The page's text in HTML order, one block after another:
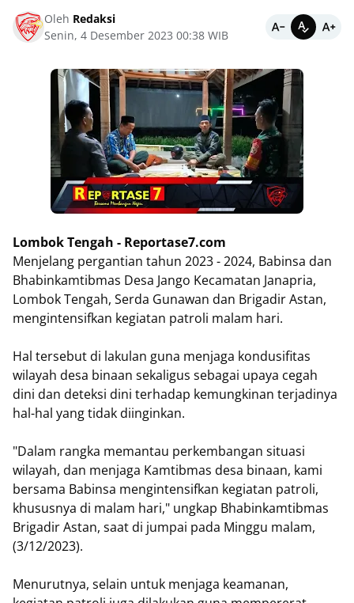
Oleh Redaksi
Senin, 4 Desember 2023 00:38 WIB
Lombok Tengah - Reportase7.com
Menjelang pergantian tahun 2023 - 2024, Babinsa dan
Bhabinkamtibmas Desa Jango Kecamatan Janapria,
Lombok Tengah, Serda Gunawan dan Brigadir Astan,
mengintensifkan kegiatan patroli malam hari.
Hal tersebut di lakulan guna menjaga kondusifitas
wilayah desa binaan sekaligus sebagai upaya cegah
dini dan deteksi dini terhadap kemungkinan terjadinya
hal-hal yang tidak diinginkan.
"Dalam rangka memantau perkembangan situasi
wilayah, dan menjaga Kamtibmas desa binaan, kami
bersama Babinsa mengintensifkan kegiatan patroli,
khususnya di malam hari," ungkap Bhabinkamtibmas
Brigadir Astan, saat di jumpai pada Minggu malam,
(3/12/2023).
Menurutnya, selain untuk menjaga keamanan,